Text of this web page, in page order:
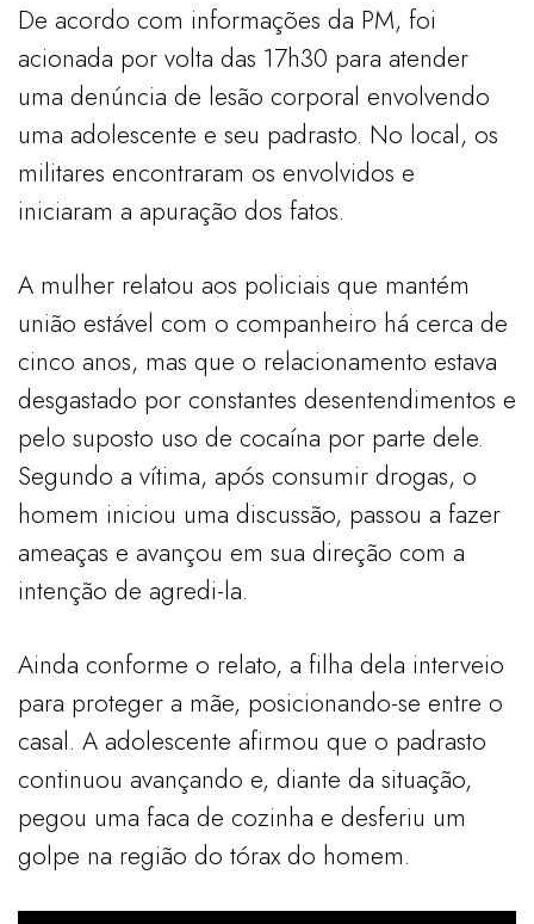
De acordo com informações da PM, foi
acionada por volta das 17h30 para atender
uma denúncia de lesão corporal envolvendo
uma adolescente e seu padrasto. No local, os
militares encontraram os envolvidos e
iniciaram a apuração dos fatos.
A mulher relatou aos policiais que mantém
união estável com o companheiro há cerca de
cinco anos, mas que o relacionamento estava
desgastado por constantes desentendimentos e
pelo suposto uso de cocaína por parte dele.
Segundo a vítima, após consumir drogas, o
homem iniciou uma discussão, passou a fazer
ameaças e avançou em sua direção com a
intenção de agredi-la.
Ainda conforme o relato, a filha dela interveio
para proteger a mãe, posicionando-se entre o
casal. A adolescente afirmou que o padrasto
continuou avançando e, diante da situação,
pegou uma faca de cozinha e desferiu um
golpe na região do tórax do homem.